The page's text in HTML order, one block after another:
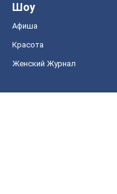
Шоу
Афиша
Красота
Женский Журнал